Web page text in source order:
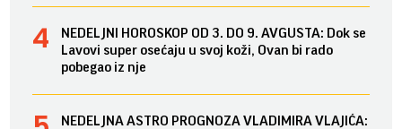
NEDELJNI HOROSKOP OD 3. DO 9. AVGUSTA: Dok se
Lavovi super osećaju u svoj koži, Ovan bi rado
pobegao iz nje
NEDELJNA ASTRO PROGNOZA VLADIMIRA VLAJIĆA: